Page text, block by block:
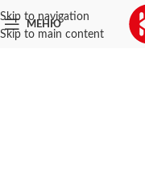
Skip to navigation
Skip to main content
МЕНЮ